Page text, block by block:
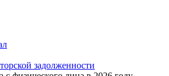
задолженности